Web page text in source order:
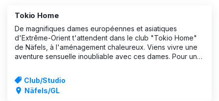
Tokio Home
De magnifiques dames européennes et asiatiques
d'Extrême-Orient t'attendent dans le club "Tokio Home"
de Näfels, à l'aménagement chaleureux. Viens vivre une
aventure sensuelle inoubliable avec ces dames. Pour un
dans l'une des chambres avec
Club/Studio
Näfels/GL